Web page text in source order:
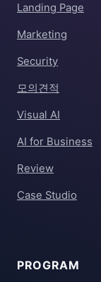
Landing Page
Marketing
Security
모의견적
Visual AI
AI for Business
Review
Case Studio
PROGRAM